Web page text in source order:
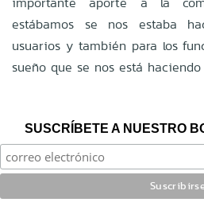
estábamos se nos estaba
usuarios y también para los
sueño que se nos está
SUSCRÍBETE A NUESTRO